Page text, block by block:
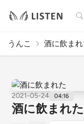
検索
うんこ 酒に飲まれ
2021-05-24 04:16
酒に飲まれた